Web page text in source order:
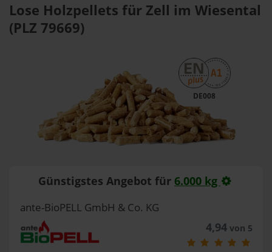
Lose Holzpellets für Zell im Wiesental
(PLZ 79669)
DE008
Günstigstes Angebot für 6.000 kg
ante-BioPELL GmbH & Co. KG
4,94von 5